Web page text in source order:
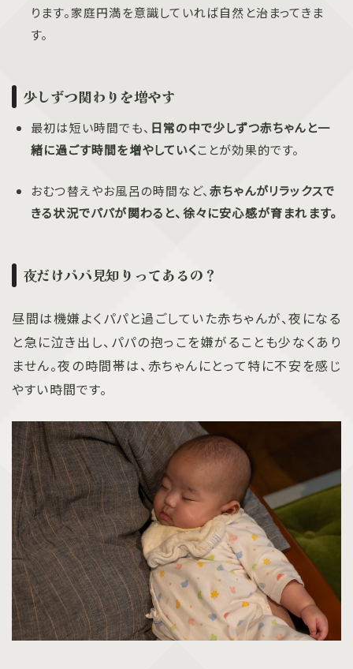
ります。家庭円満を意識していれば自然と治まってきま
す。
少しずつ関わりを増やす
最初は短い時間でも、 日常の中で少しずつ赤ちゃんと一
緒に過ごす時間を増やしていくことが効果的です。
おむつ替えやお風呂の時間など、 赤ちゃんがリラックスで
きる状況でパパが関わると、徐々に安心感が育まれます。
夜だけパパ見知りってあるの？
昼間は機嫌よくパパと過ごしていた赤ちゃんが、夜になる
と急に泣き出し、パパの抱っこを嫌がることも少なくあり
ません。夜の時間帯は、赤ちゃんにとって特に不安を感じ
やすい時間です。